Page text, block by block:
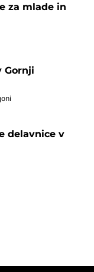
za mlade in
Gornji
delavnice v